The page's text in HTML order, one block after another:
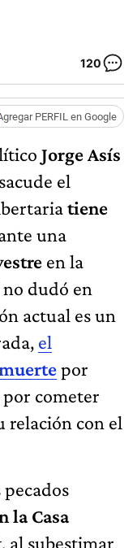
120
PERFIL en Google
Jorge Asís
el
tiene
una
en la
dudó en
actual es un
el
por
cometer
relación con el
la Casa
al subestimar